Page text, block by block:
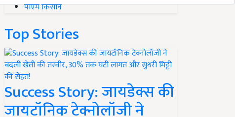
पीएम किसान
Top Stories
Success Story: जायडेक्स की
जायटॉनिक टेक्नोलॉजी ने